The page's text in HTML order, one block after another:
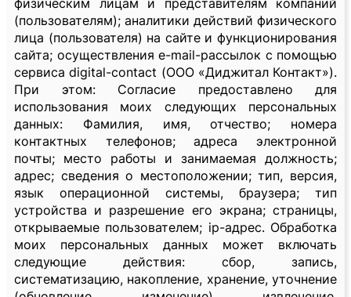
физическим лицам и представителям компаний
(пользователям); аналитики действий физического
лица (пользователя) на сайте и функционирования
сайта; осуществления e-mail-рассылок с помощью
сервиса digital-contact (ООО «Диджитал Контакт»).
При этом: Согласие предоставлено для
использования моих следующих персональных
данных: Фамилия, имя, отчество; номера
контактных телефонов; адреса электронной
почты; место работы и занимаемая должность;
адрес; сведения о местоположении; тип, версия,
язык операционной системы, браузера; тип
устройства и разрешение его экрана; страницы,
открываемые пользователем; ip-адрес. Обработка
моих персональных данных может включать
следующие действия: сбор, запись,
систематизацию, накопление, хранение, уточнение